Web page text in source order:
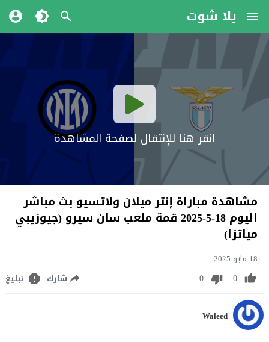
يلا شوت
انقر هنا للإنتقال لصفحة المشاهدة
مشاهدة مباراة إنتر ميلان ولاتسيو بث مباشر
اليوم 18-5-2025 قمة ملعب سان سيرو (جيوزيبي
مياتزا)
18 مايو 2025
0
0 شارك تبليغ
Waleed